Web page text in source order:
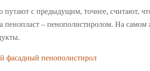
путают с предыдущим, точнее, считают,
– пенополистиролом. На самом